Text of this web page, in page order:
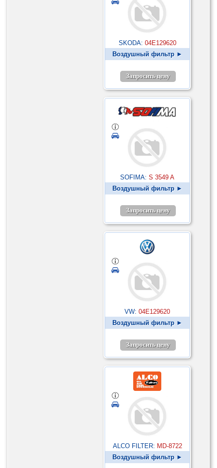
SKODA: 04E129620
Воздушный фильтр ►
Запросить цену
SOFIMA: S 3549 A
Воздушный фильтр ►
Запросить цену
VW: 04E129620
Воздушный фильтр ►
Запросить цену
ALCO FILTER: MD-8722
Воздушный фильтр ►